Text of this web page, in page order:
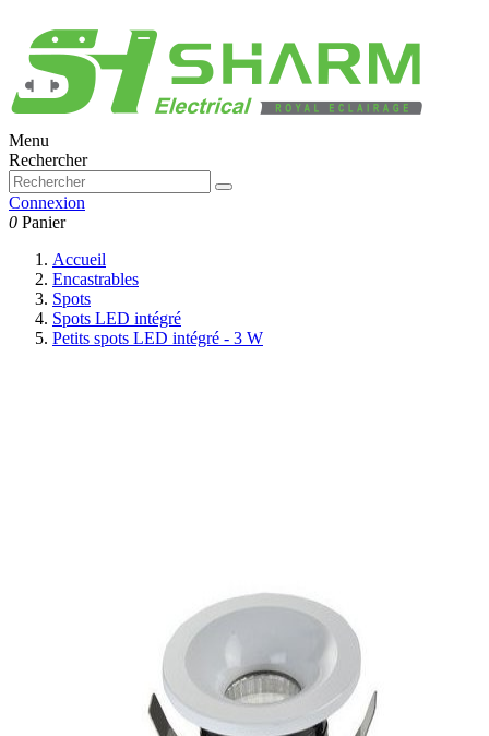
Menu
Rechercher
Connexion
0 Panier
Accueil
Encastrables
Spots
Spots LED intégré
Petits spots LED intégré - 3 W